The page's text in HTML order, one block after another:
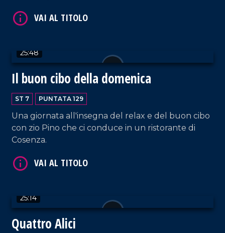
25:48
Il buon cibo della domenica
ST 7 PUNTATA 129
Una giornata all'insegna del relax e del buon cibo
con zio Pino che ci conduce in un ristorante di
Cosenza.
25:14
Quattro Alici
VAI AL TITOLO